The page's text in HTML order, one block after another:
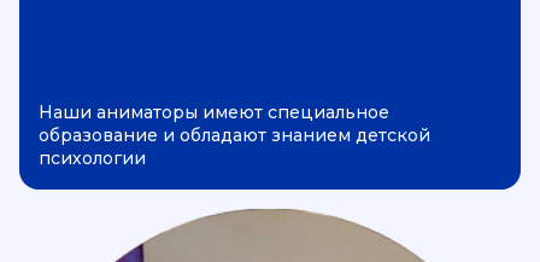
Наши аниматоры имеют специальное
образование и обладают знанием детской
психологии